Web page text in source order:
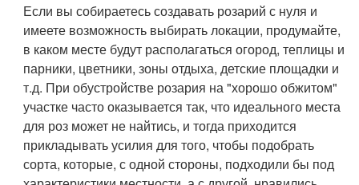
Если вы собираетесь создавать розарий с нуля и
имеете возможность выбирать локации, продумайте,
в каком месте будут располагаться огород, теплицы и
парники, цветники, зоны отдыха, детские площадки и
т.д. При обустройстве розария на "хорошо обжитом"
участке часто оказывается так, что идеального места
для роз может не найтись, и тогда приходится
прикладывать усилия для того, чтобы подобрать
сорта, которые, с одной стороны, подходили бы под